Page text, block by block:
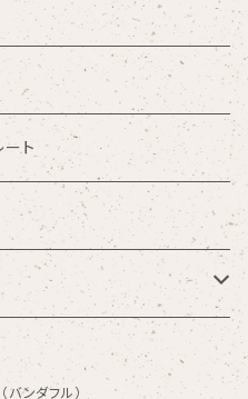
他テンプレート定規
スリム
ト
ンダフル）